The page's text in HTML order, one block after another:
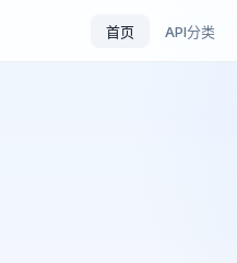
首页 API分类